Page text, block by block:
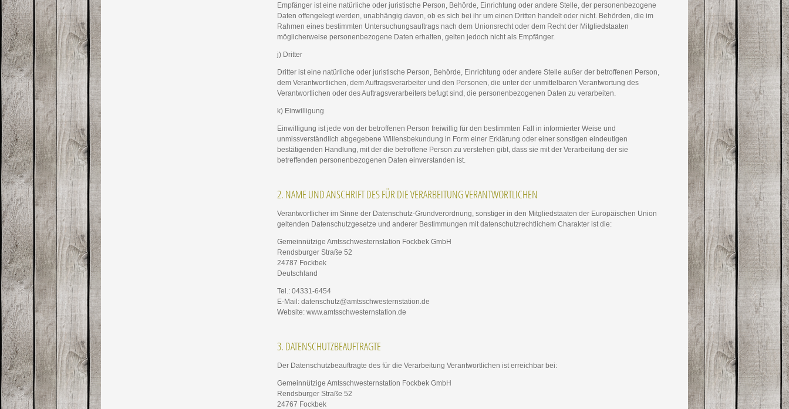
Empfänger ist eine natürliche oder juristische Person, Behörde, Einrichtung oder andere Stelle, der personenbezogene
Daten offengelegt werden, unabhängig davon, ob es sich bei ihr um einen Dritten handelt oder nicht. Behörden, die im
Rahmen eines bestimmten Untersuchungsauftrags nach dem Unionsrecht oder dem Recht der Mitgliedstaaten
möglicherweise personenbezogene Daten erhalten, gelten jedoch nicht als Empfänger.
j) Dritter
Dritter ist eine natürliche oder juristische Person, Behörde, Einrichtung oder andere Stelle außer der betroffenen Person,
dem Verantwortlichen, dem Auftragsverarbeiter und den Personen, die unter der unmittelbaren Verantwortung des
Verantwortlichen oder des Auftragsverarbeiters befugt sind, die personenbezogenen Daten zu verarbeiten.
k) Einwilligung
Einwilligung ist jede von der betroffenen Person freiwillig für den bestimmten Fall in informierter Weise und
unmissverständlich abgegebene Willensbekundung in Form einer Erklärung oder einer sonstigen eindeutigen
bestätigenden Handlung, mit der die betroffene Person zu verstehen gibt, dass sie mit der Verarbeitung der sie
betreffenden personenbezogenen Daten einverstanden ist.
2. NAME UND ANSCHRIFT DES FÜR DIE VERARBEITUNG VERANTWORTLICHEN
Verantwortlicher im Sinne der Datenschutz-Grundverordnung, sonstiger in den Mitgliedstaaten der Europäischen Union
geltenden Datenschutzgesetze und anderer Bestimmungen mit datenschutzrechtlichem Charakter ist die:
Gemeinnützige Amtsschwesternstation Fockbek GmbH
Rendsburger Straße 52
24787 Fockbek
Deutschland
Tel.: 04331-6454
E-Mail: datenschutz@amtsschwesternstation.de
Website: www.amtsschwesternstation.de
3. DATENSCHUTZBEAUFTRAGTE
Der Datenschutzbeauftragte des für die Verarbeitung Verantwortlichen ist erreichbar bei:
Gemeinnützige Amtsschwesternstation Fockbek GmbH
Rendsburger Straße 52
24767 Fockbek